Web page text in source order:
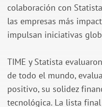
colaboración con
las empresas más
impulsan iniciativas
TIME y Statista
de todo el mundo,
positivo, su solidez
tecnológica. La lista